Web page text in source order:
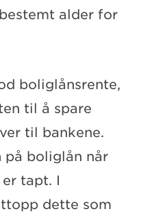
alder for
boliglånsrente,
til å spare
til bankene.
på boliglån når
tapt. I
dette som